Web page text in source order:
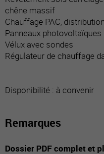
chêne massif
Chauffage PAC,
Panneaux photovoltaïques
Vélux avec sondes
Régulateur de chauffage
Disponibilité : à convenir
Remarques
Dossier PDF complet et